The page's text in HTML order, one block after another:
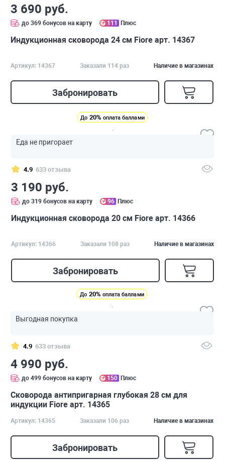
3 690 руб.
до 369 бонусов на карту 111 Плюс
Индукционная сковорода 24 см Fiore арт. 14367
Артикул: 14367 Заказали 114 раз Наличие в магазинах
Забронировать
До 20% оплата баллами
Еда не пригорает
4.9 633 отзыва
3 190 руб.
до 319 бонусов на карту 96 Плюс
Индукционная сковорода 20 см Fiore арт. 14366
Артикул: 14366 Заказали 108 раз Наличие в магазинах
Забронировать
До 20% оплата баллами
Выгодная покупка
4.9 633 отзыва
4 990 руб.
до 499 бонусов на карту 150 Плюс
Сковорода антипригарная глубокая 28 см для
индукции Fiore арт. 14365
Артикул: 14365 Заказали 106 раз Наличие в магазинах
Забронировать